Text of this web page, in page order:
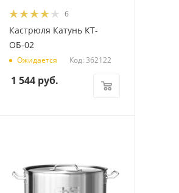
6
Кастрюля Катунь КТ-
ОБ-02
Ожидается Код: 362122
1 544 руб.